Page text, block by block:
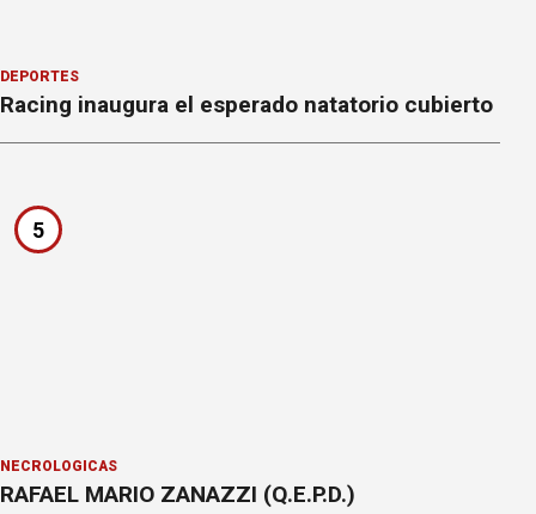
DEPORTES
Racing inaugura el esperado natatorio cubierto
5
NECROLÓGICAS
RAFAEL MARIO ZANAZZI (Q.E.P.D.)